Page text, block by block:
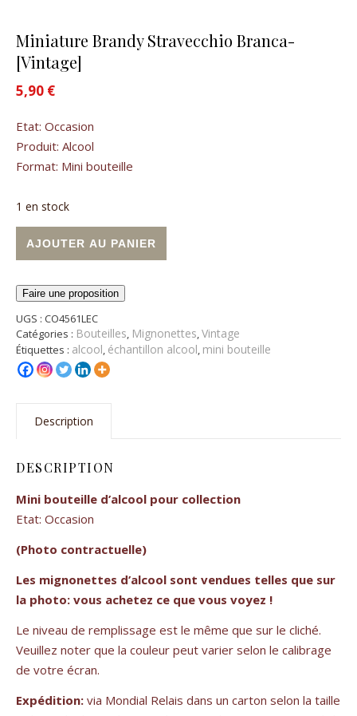
Miniature Brandy Stravecchio Branca-
[Vintage]
5,90 €
Etat: Occasion
Produit: Alcool
Format: Mini bouteille
1 en stock
AJOUTER AU PANIER
Faire une proposition
UGS : CO4561LEC
Catégories : Bouteilles, Mignonettes,Vintage
Étiquettes : alcool, échantillon alcool, mini bouteille
Description
DESCRIPTION
Mini bouteille d’alcool pour collection
Etat: Occasion
(Photo contractuelle)
Les mignonettes d’alcool sont vendues telles que sur
la photo: vous achetez ce que vous voyez !
Le niveau de remplissage est le même que sur le cliché.
Veuillez noter que la couleur peut varier selon le calibrage
de votre écran.
Expédition: via Mondial Relais dans un carton selon la taille